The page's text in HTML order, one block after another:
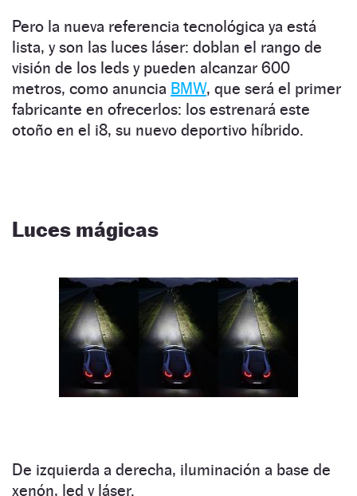
Pero la nueva referencia tecnológica ya está
lista, y son las luces láser: doblan el rango de
visión de los leds y pueden alcanzar 600
metros, como anuncia BMW, que será el primer
fabricante en ofrecerlos: los estrenará este
otoño en el i8, su nuevo deportivo híbrido.
Luces mágicas
De izquierda a derecha, iluminación a base de
xenón, led y láser.